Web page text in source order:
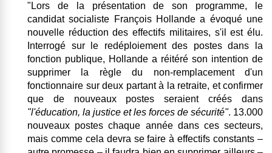
" Lors de la présentation de son programme, le
candidat socialiste François Hollande a évoqué une
nouvelle réduction des effectifs militaires, s'il est élu.
Interrogé sur le redéploiement des postes dans la
fonction publique, Hollande a réitéré son intention de
supprimer la règle du non-remplacement d'un
fonctionnaire sur deux partant à la retraite, et confirmer
que de nouveaux postes seraient créés dans
"l'éducation, la justice et les forces de sécurité". 13.000
nouveaux postes chaque année dans ces secteurs,
mais comme cela devra se faire à effectifs constants –